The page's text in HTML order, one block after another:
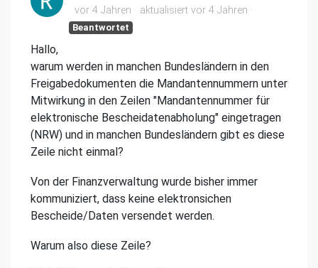
vor 4 Jahren aktualisiert vor 4 Jahren
Beantwortet
Hallo,
warum werden in manchen Bundesländern in den
Freigabedokumenten die Mandantennummern unter
Mitwirkung in den Zeilen "Mandantennummer für
elektronische Bescheidatenabholung" eingetragen
(NRW) und in manchen Bundesländern gibt es diese
Zeile nicht einmal?
Von der Finanzverwaltung wurde bisher immer
kommuniziert, dass keine elektronsichen
Bescheide/Daten versendet werden.
Warum also diese Zeile?